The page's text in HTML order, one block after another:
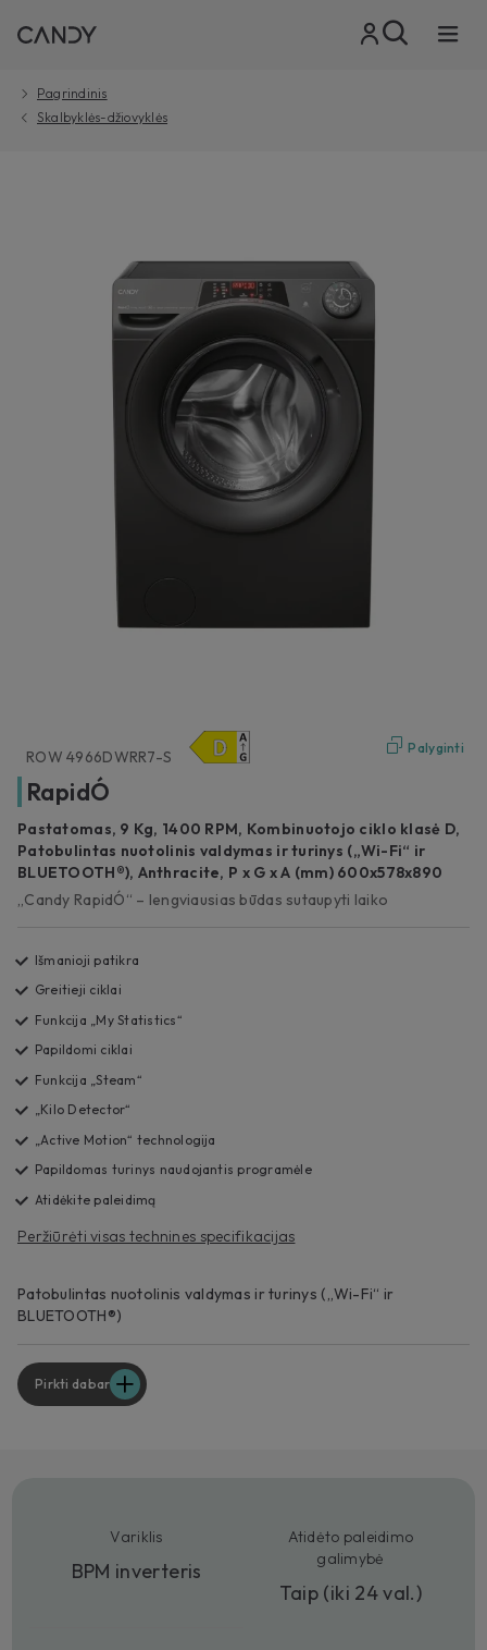
Pagrindinis
Skalbyklės-džiovyklės
Palyginti
ROW 4966DWRR7-S
RapidÓ
Pastatomas, 9 Kg, 1400 RPM, Kombinuotojo ciklo klasė D,
Patobulintas nuotolinis valdymas ir turinys („Wi-Fi“ ir
BLUETOOTH®), Anthracite, P x G x A (mm) 600x578x890
„Candy RapidÓ“ – lengviausias būdas sutaupyti laiko
Išmanioji patikra
Greitieji ciklai
Funkcija „My Statistics“
Papildomi ciklai
Funkcija „Steam“
„Kilo Detector“
„Active Motion“ technologija
Papildomas turinys naudojantis programėle
Atidėkite paleidimą
Peržiūrėti visas technines specifikacijas
Patobulintas nuotolinis valdymas ir turinys („Wi-Fi“ ir
BLUETOOTH®)
Pirkti dabar
Variklis
BPM inverteris
Atidėto paleidimo
galimybė
Taip (iki 24 val.)